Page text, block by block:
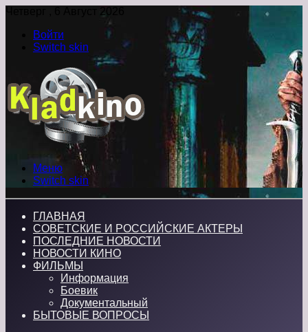
Четверг , 6 Август 2026
Войти
Switch skin
Меню
Switch skin
ГЛАВНАЯ
СОВЕТСКИЕ И РОССИЙСКИЕ АКТЕРЫ
ПОСЛЕДНИЕ НОВОСТИ
НОВОСТИ КИНО
ФИЛЬМЫ
Информация
Боевик
Документальный
БЫТОВЫЕ ВОПРОСЫ